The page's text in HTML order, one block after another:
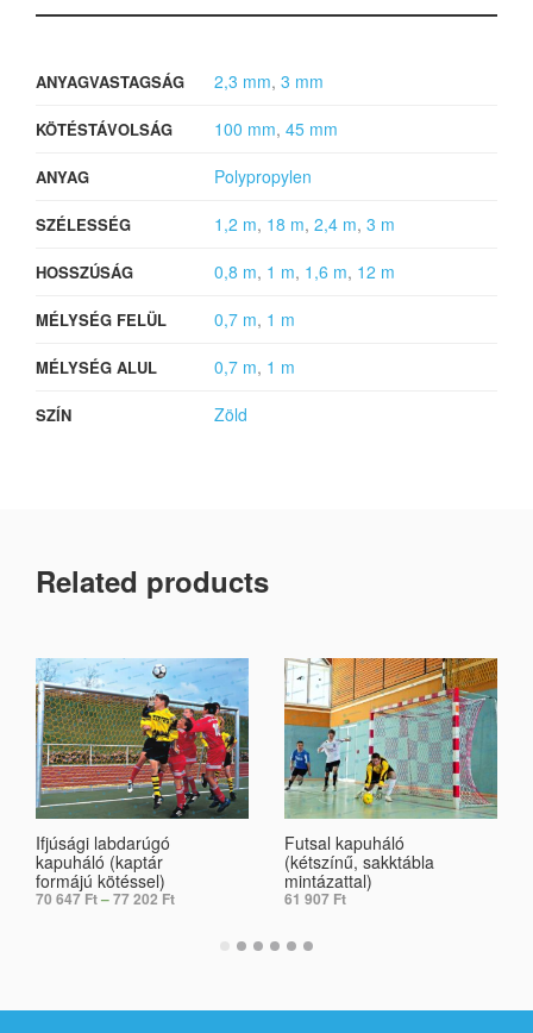
ANYAGVASTAGSÁG 2,3 mm, 3 mm
KÖTÉSTÁVOLSÁG 100 mm, 45 mm
ANYAG Polypropylen
SZÉLESSÉG 1,2 m, 18 m, 2,4 m, 3 m
HOSSZÚSÁG 0,8 m, 1 m, 1,6 m, 12 m
MÉLYSÉG FELÜL 0,7 m, 1 m
MÉLYSÉG ALUL 0,7 m, 1 m
SZÍN Zöld
Related products
Ifjúsági labdarúgó
kapuháló (kaptár
formájú kötéssel)
70 647 Ft–77 202 Ft
Futsal kapuháló
(kétszínű, sakktábla
mintázattal)
61 907 Ft
SELECT OPTIONS